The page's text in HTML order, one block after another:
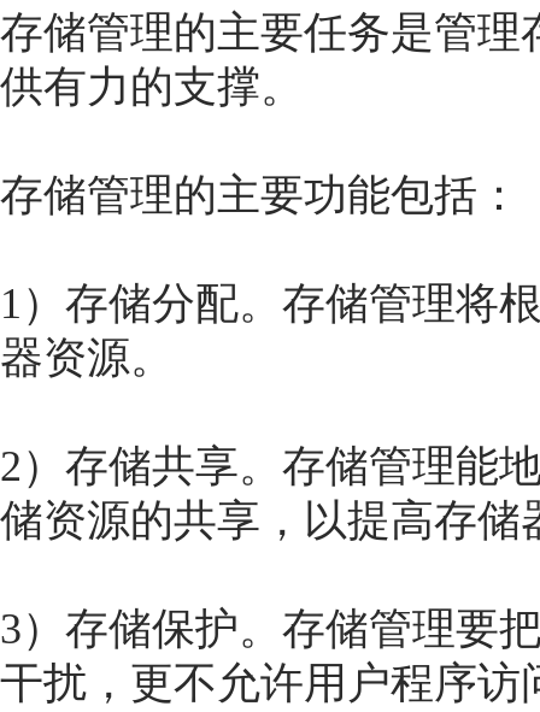
存储管理的主要任务是管
供有力的支撑。
存储管理的主要功能包括：
1）存储分配。存储管理将
器资源。
2）存储共享。存储管理能
储资源的共享，以提高存储
3）存储保护。存储管理要
干扰，更不允许用户程序